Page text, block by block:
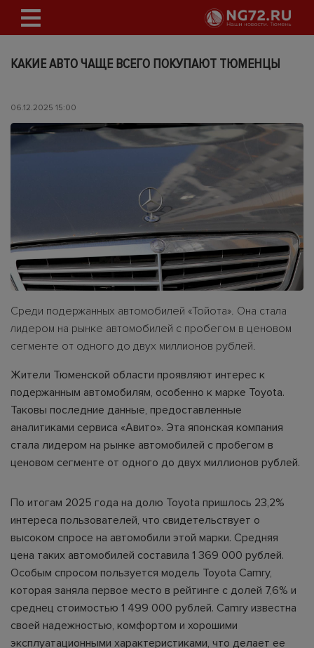
КАКИЕ АВТО ЧАЩЕ ВСЕГО ПОКУПАЮТ ТЮМЕНЦЫ
06.12.2025 15:00
Среди подержанных автомобилей «Тойота». Она стала
лидером на рынке автомобилей с пробегом в ценовом
сегменте от одного до двух миллионов рублей.
Жители Тюменской области проявляют интерес к
подержанным автомобилям, особенно к марке Toyota.
Таковы последние данные, предоставленные
аналитиками сервиса «Авито». Эта японская компания
стала лидером на рынке автомобилей с пробегом в
ценовом сегменте от одного до двух миллионов рублей.
По итогам 2025 года на долю Toyota пришлось 23,2%
интереса пользователей, что свидетельствует о
высоком спросе на автомобили этой марки. Средняя
цена таких автомобилей составила 1 369 000 рублей.
Особым спросом пользуется модель Toyota Camry,
которая заняла первое место в рейтинге с долей 7,6% и
среднец стоимостью 1 499 000 рублей. Camry известна
своей надежностью, комфортом и хорошими
эксплуатационными характеристиками, что делает ее